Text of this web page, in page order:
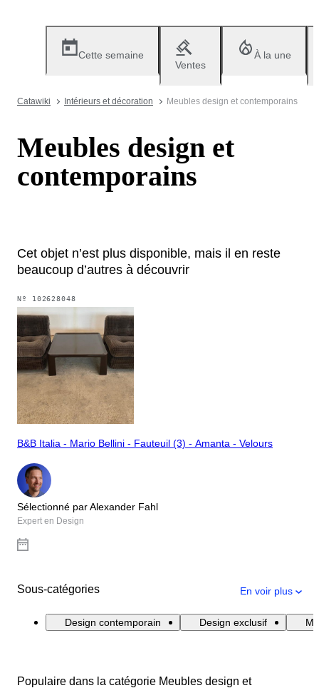
Cette semaine
Ventes
À la une
Catawiki Intérieurs et décoration Meubles design et contemporains
Meubles design et
contemporains
Cet objet n’est plus disponible, mais il en reste
beaucoup d’autres à découvrir
Nº 102628048
B&B Italia - Mario Bellini - Fauteuil (3) - Amanta - Velours
Sélectionné par Alexander Fahl
Expert en Design
Sous-catégories En voir plus
Design contemporain Design exclusif
Populaire dans la catégorie Meubles design et